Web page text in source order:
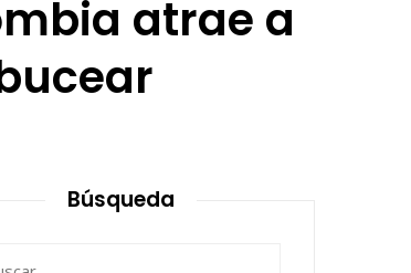
atrae a
Búsqueda